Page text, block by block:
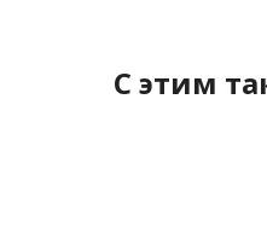
С этим